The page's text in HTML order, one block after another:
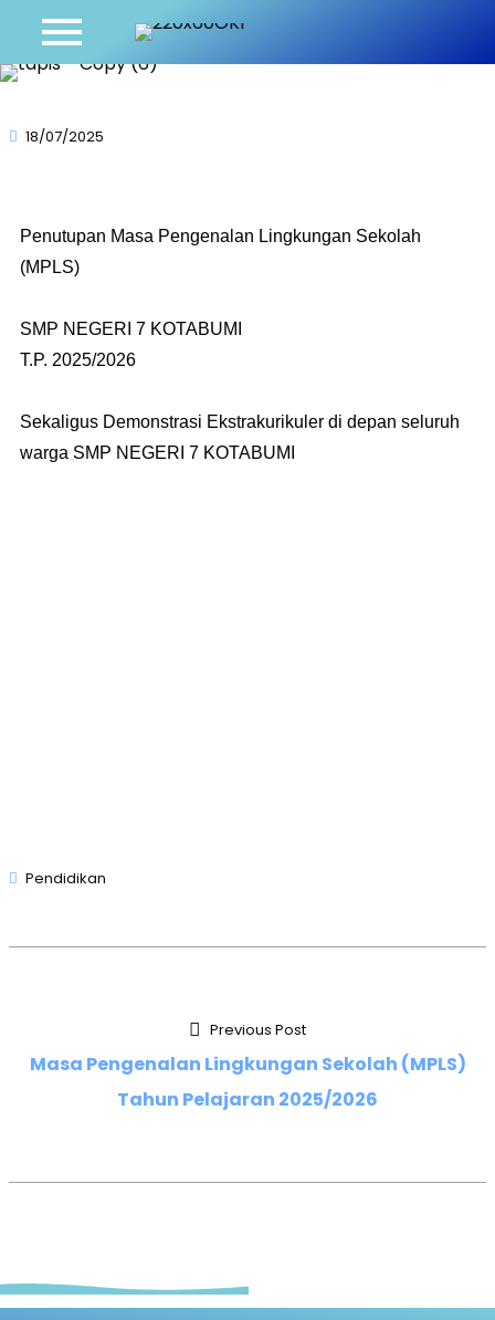
18/07/2025
Penutupan Masa Pengenalan Lingkungan Sekolah
(MPLS)
SMP NEGERI 7 KOTABUMI
T.P. 2025/2026
Sekaligus Demonstrasi Ekstrakurikuler di depan seluruh
warga SMP NEGERI 7 KOTABUMI
Pendidikan
Previous Post
Masa Pengenalan Lingkungan Sekolah (MPLS)
Tahun Pelajaran 2025/2026